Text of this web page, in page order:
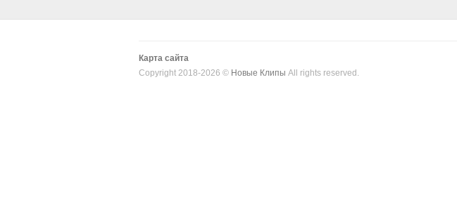
Карта сайта
Copyright 2018-2026 © Новые Клипы All rights reserved.